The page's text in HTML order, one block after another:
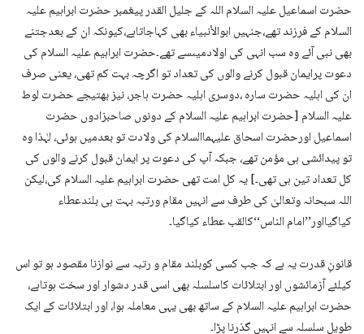
حضرت اسماعیل علیہ السلام اللہ کے جلیل القدر پیغمبر حضرت ابراہیم علیہ
السلام کے فرزند تھے،جنہیں ابوالأنبیاء بھی کہاجاتاہے،کیونکہ ان کے بعدجتنے
بھی نبی آئے وہ سب انہی کی اولادمیںسے تھے۔حضرت ابراہیم علیہ السلام کی
دعوت پرایمان قبول کرنے والوں کی تعداد تو اگرچہ بہت کم تھی، یعنی صرف
ان کی اہلیہ حضرت سارہ ،دوسری اہلیہ حضرت ہاجر، نیز بھتیجے حضرت لوط
علیہ السلام [حضرت ابراہیم علیہ السلام کے دونوں صاحبزادوں حضرت
اسماعیل اورحضرت اسحاق علیہماالسلام کی ولادت تو بعدمیں ہوئی، لہٰذا وہ
تو پیدائشی ہی مؤمن تھے، جبکہ آپ کی دعوت پر ایمان قبول کرنے والوں کی
کل تعداد تین ہی تھی۔] یہ کل امت تھی حضرت ابراہیم علیہ السلام کی،لیکن
اللہ سبحانہ وتعالیٰ کی طرف سے انہیں مقام ورتبہ بہت ہی بلندعطاء
کیاگیااور’’امام الناس‘‘کالقب عطاء کیاگیا۔
قانونِ قدرت یہ ہے کہ جب کسی کوبلند مقام و رتبہ سے نوازنا مقصود ہو تو اس
کیلئے آزمائشوں اور ابتلائات کاسلسلہ بھی اسی قدر دشوار اور سخت ہوتاہے،
حضرت ابراہیم علیہ السلام کے ساتھ بھی یہی معاملہ ہوا، اور ابتلائات کے ایک
طویل سلسلہ سے انہیں گذرنا پڑا۔